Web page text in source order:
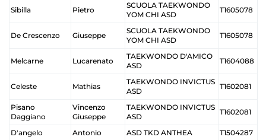
Sibilla Pietro
SCUOLA TAEKWONDO
YOM CHI ASD
T1605078
De Crescenzo Giuseppe
SCUOLA TAEKWONDO
YOM CHI ASD
T1605078
Melcarne Lucarenato
TAEKWONDO D'AMICO
ASD
T1604088
Celeste Mathias
TAEKWONDO INVICTUS
ASD
T1602081
Pisano
Daggiano
Vincenzo
Giuseppe
TAEKWONDO INVICTUS
ASD
T1602081
D'angelo Antonio ASD TKD ANTHEA
T1504287